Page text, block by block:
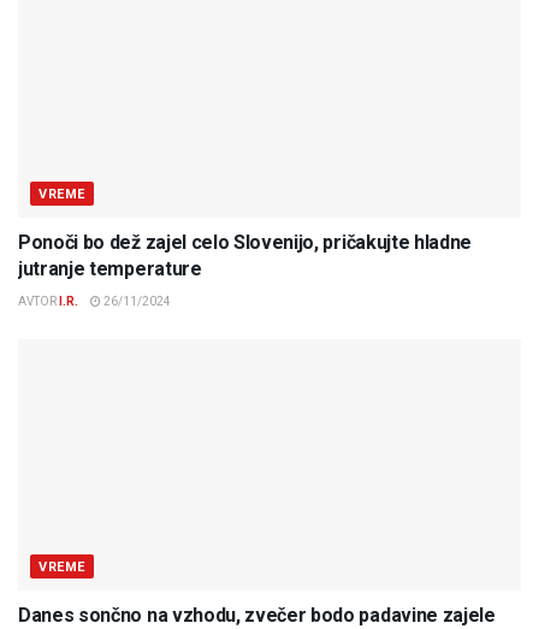
VREME
Ponoči bo dež zajel celo Slovenijo, pričakujte hladne
jutranje temperature
AVTOR I.R. 26/11/2024
VREME
Danes sončno na vzhodu, zvečer bodo padavine zajele